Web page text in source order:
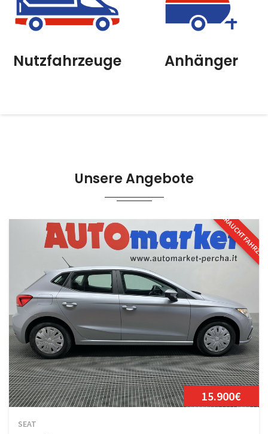
Nutzfahrzeuge Anhänger
Unsere Angebote
15.900€
SEAT